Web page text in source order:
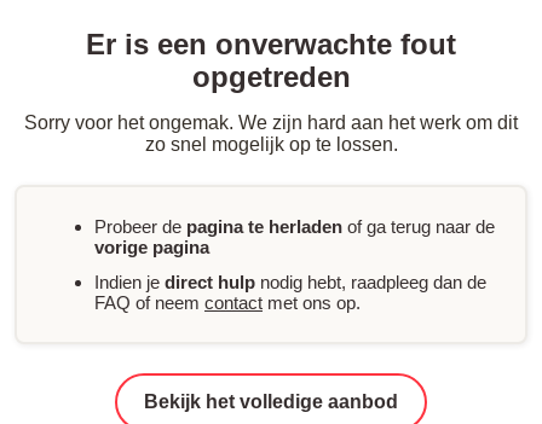
Er is een onverwachte fout
opgetreden
Sorry voor het ongemak. We zijn hard aan het werk om dit
zo snel mogelijk op te lossen.
Probeer de pagina te herladen of ga terug naar de
vorige pagina
Indien je direct hulp nodig hebt, raadpleeg dan de
FAQ of neem contact met ons op.
Bekijk het volledige aanbod